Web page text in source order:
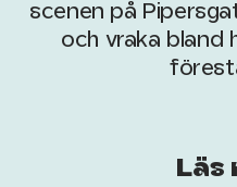
scenen på
och vraka bland
Läs